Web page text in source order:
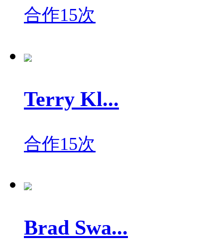
合作15次
Terry Kl...
合作15次
Brad Swa...